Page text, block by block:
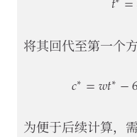
t
将其回代至第一个
𝑐∗=𝑤𝑡∗−
=w −
为便于后续计算，